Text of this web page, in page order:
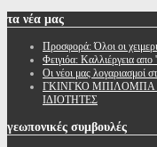
τα νέα μας
Προσφορά: Όλοι οι
Φειγιόα: Καλλιέργεια απο
Oι νέοι μας λογαριασμοί
ΓΚΙΝΓΚΟ ΜΠΙΛΟΜΠΑ
ΙΔΙΟΤΗΤΕΣ
γεωπονικές συμβουλές